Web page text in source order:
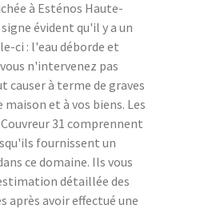
à Esténos Haute-
évident qu'il y a un
ci : l'eau déborde et
n'intervenez pas
causer à terme de graves
et à vos biens. Les
31 comprennent
fournissent un
ce domaine. Ils vous
détaillée des
après avoir effectué une